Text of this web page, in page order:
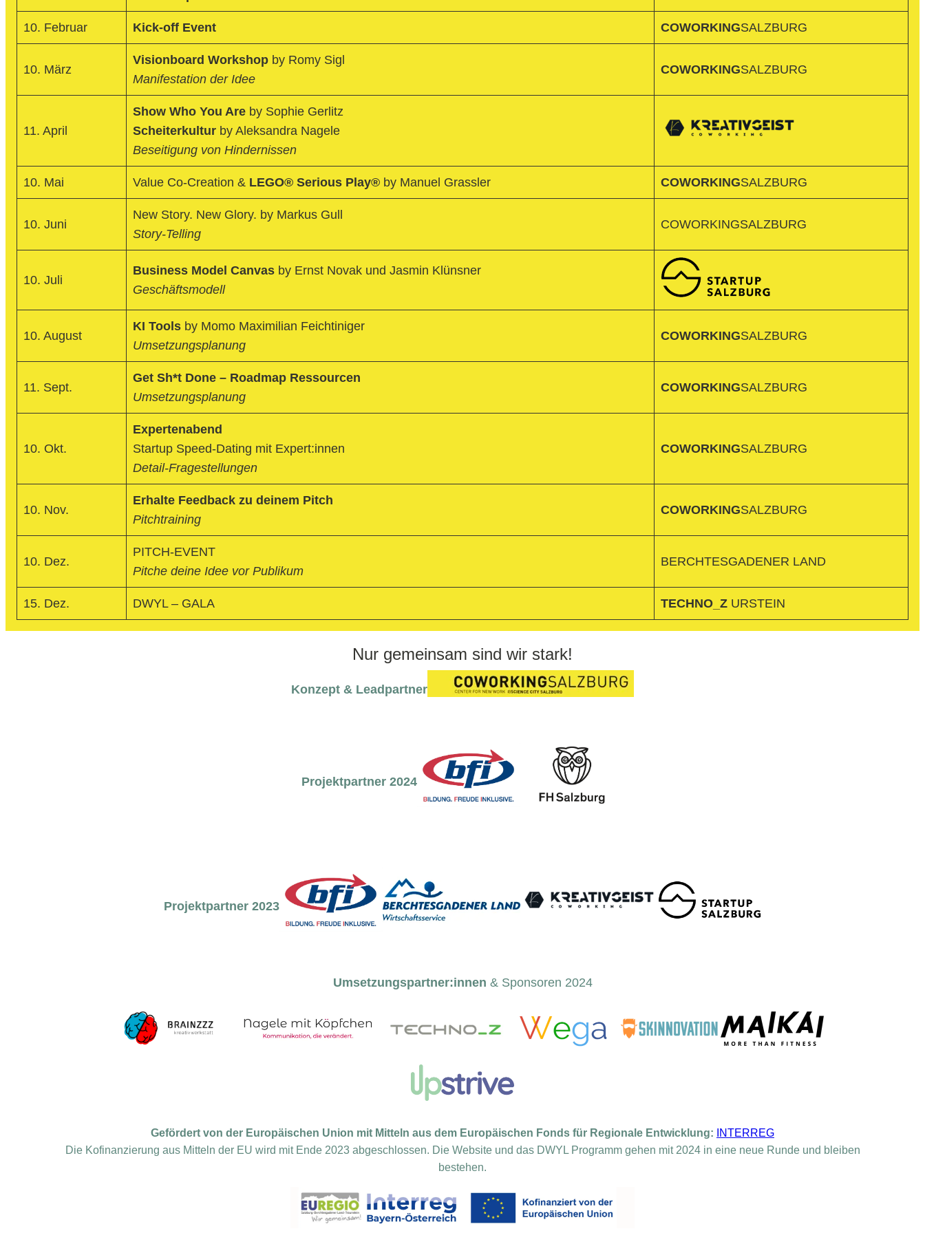
10. Februar Kick-off Event COWORKINGSALZBURG
10. März
Visionboard Workshop by Romy Sigl
Manifestation der Idee
COWORKINGSALZBURG
11. April
Show Who You Are by Sophie Gerlitz
Scheiterkultur by Aleksandra Nagele
Beseitigung von Hindernissen
10. Mai Value Co-Creation & LEGO® Serious Play® by Manuel Grassler COWORKINGSALZBURG
10. Juni
New Story. New Glory. by Markus Gull
Story-Telling
COWORKINGSALZBURG
10. Juli
Business Model Canvas by Ernst Novak und Jasmin Klünsner
Geschäftsmodell
10. August
KI Tools by Momo Maximilian Feichtiniger
Umsetzungsplanung
COWORKINGSALZBURG
11. Sept.
Get Sh*t Done – Roadmap Ressourcen
Umsetzungsplanung
COWORKINGSALZBURG
10. Okt.
Expertenabend
Startup Speed-Dating mit Expert:innen
Detail-Fragestellungen
COWORKINGSALZBURG
10. Nov.
Erhalte Feedback zu deinem Pitch
Pitchtraining
COWORKINGSALZBURG
10. Dez.
PITCH-EVENT
Pitche deine Idee vor Publikum
BERCHTESGADENER LAND
15. Dez. DWYL – GALA TECHNO_Z URSTEIN
Nur gemeinsam sind wir stark!
Konzept & Leadpartner
Projektpartner 2024
Projektpartner 2023
Umsetzungspartner:innen & Sponsoren 2024
Gefördert von der Europäischen Union mit Mitteln aus dem Europäischen Fonds für Regionale Entwicklung:
INTERREG
Die Kofinanzierung aus Mitteln der EU wird mit Ende 2023 abgeschlossen. Die Website und das DWYL Programm gehen mit 2024 in eine neue Runde und bleiben
bestehen.